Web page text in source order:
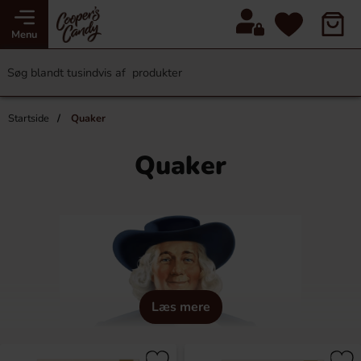
Menu
Startside Quaker
Quaker
Læs mere